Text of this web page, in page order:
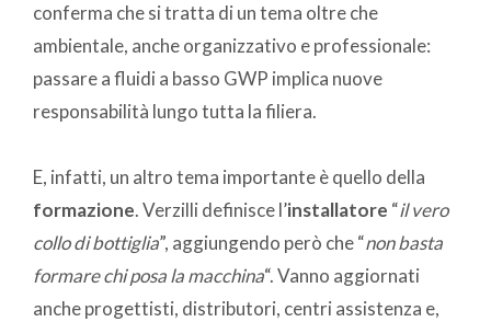
conferma che si tratta di un tema oltre che
ambientale, anche organizzativo e professionale:
passare a fluidi a basso GWP implica nuove
responsabilità lungo tutta la filiera.
E, infatti, un altro tema importante è quello della
formazione. Verzilli definisce l’installatore “il vero
collo di bottiglia”, aggiungendo però che “non basta
formare chi posa la macchina“. Vanno aggiornati
anche progettisti, distributori, centri assistenza e,